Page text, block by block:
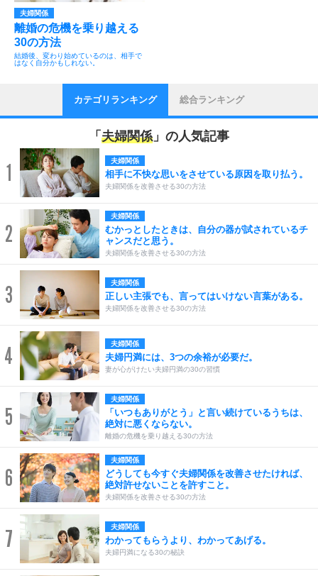
夫婦関係
離婚の危機を乗り越える
30の方法
結婚後、変わり始めているのは、相手で
はなく自分かもしれない。
カテゴリランキング 総合ランキング
「 夫婦関係」の人気記事
1 夫婦関係
相手に不快な思いをさせている原因を取り払う。
夫婦関係を改善させる30の方法
2
夫婦関係
むかっとしたときは、自分の器が試されているチ
ャンスだと思う。
夫婦関係を改善させる30の方法
3 夫婦関係
正しい主張でも、言ってはいけない言葉がある。
夫婦関係を改善させる30の方法
4 夫婦関係
夫婦円満には、3つの余裕が必要だ。
妻が心がけたい夫婦円満の30の習慣
5
夫婦関係
「いつもありがとう」と言い続けているうちは、
絶対に悪くならない。
離婚の危機を乗り越える30の方法
6
夫婦関係
どうしても今すぐ夫婦関係を改善させたければ、
絶対許せないことを許すこと。
夫婦関係を改善させる30の方法
7 夫婦関係
わかってもらうより、わかってあげる。
夫婦円満になる30の秘訣